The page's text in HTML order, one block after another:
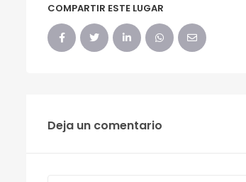
COMPARTIR ESTE LUGAR
Deja un comentario